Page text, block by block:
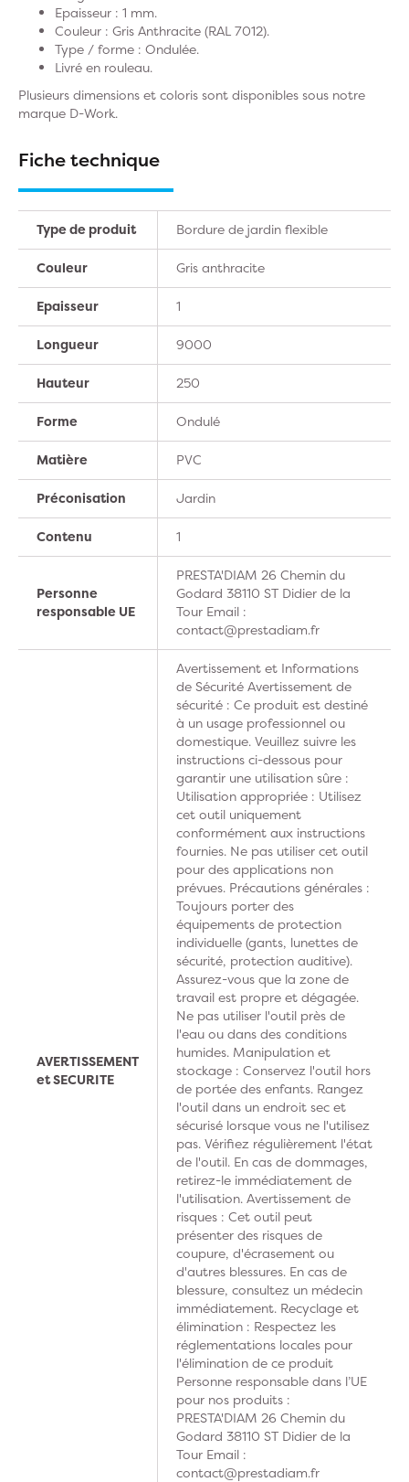
Epaisseur : 1 mm.
Couleur : Gris Anthracite (RAL 7012).
Type / forme : Ondulée.
Livré en rouleau.
Plusieurs dimensions et coloris sont disponibles sous notre
marque D-Work.
Fiche technique
Type de produit Bordure de jardin flexible
Couleur Gris anthracite
Epaisseur 1
Longueur 9000
Hauteur 250
Forme Ondulé
Matière PVC
Préconisation Jardin
Contenu 1
Personne
responsable UE
PRESTA'DIAM 26 Chemin du
Godard 38110 ST Didier de la
Tour Email :
contact@prestadiam.fr
AVERTISSEMENT
et SECURITE
Avertissement et Informations
de Sécurité Avertissement de
sécurité : Ce produit est destiné
à un usage professionnel ou
domestique. Veuillez suivre les
instructions ci-dessous pour
garantir une utilisation sûre :
Utilisation appropriée : Utilisez
cet outil uniquement
conformément aux instructions
fournies. Ne pas utiliser cet outil
pour des applications non
prévues. Précautions générales :
Toujours porter des
équipements de protection
individuelle (gants, lunettes de
sécurité, protection auditive).
Assurez-vous que la zone de
travail est propre et dégagée.
Ne pas utiliser l'outil près de
l'eau ou dans des conditions
humides. Manipulation et
stockage : Conservez l'outil hors
de portée des enfants. Rangez
l'outil dans un endroit sec et
sécurisé lorsque vous ne l'utilisez
pas. Vérifiez régulièrement l'état
de l'outil. En cas de dommages,
retirez-le immédiatement de
l'utilisation. Avertissement de
risques : Cet outil peut
présenter des risques de
coupure, d'écrasement ou
d'autres blessures. En cas de
blessure, consultez un médecin
immédiatement. Recyclage et
élimination : Respectez les
réglementations locales pour
l'élimination de ce produit
Personne responsable dans l’UE
pour nos produits :
PRESTA'DIAM 26 Chemin du
Godard 38110 ST Didier de la
Tour Email :
contact@prestadiam.fr